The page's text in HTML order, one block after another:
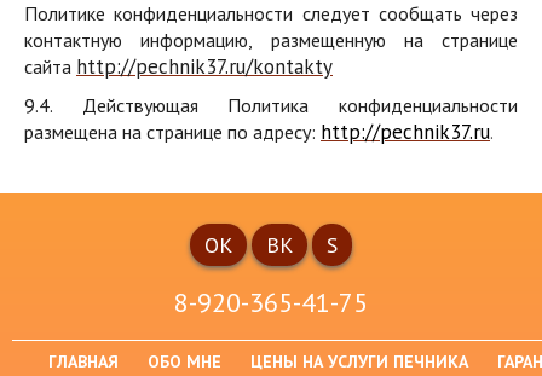
Политике конфиденциальности следует сообщать через
контактную информацию, размещенную на странице
сайта http://pechnik37.ru/kontakty
9.4. Действующая Политика конфиденциальности
размещена на странице по адресу: http://pechnik37.ru.
ОК ВК S
8-920-365-41-75
ГЛАВНАЯ ОБО МНЕ ЦЕНЫ НА УСЛУГИ ПЕЧНИКА